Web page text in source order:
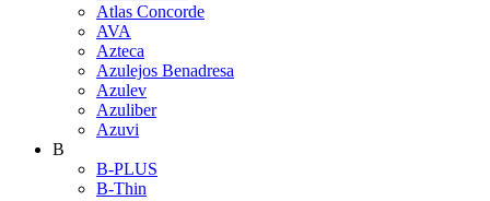
Atlas Concorde
AVA
Azteca
Azulejos Benadresa
Azulev
Azuliber
Azuvi
B
B-PLUS
B-Thin